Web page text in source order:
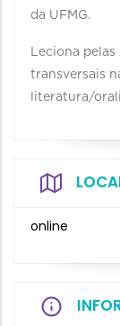
da UFMG.
Leciona
transversais
literatura/
online